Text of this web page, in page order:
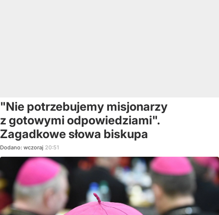
"Nie potrzebujemy misjonarzy
z gotowymi odpowiedziami".
Zagadkowe słowa biskupa
Dodano: wczoraj 20:51